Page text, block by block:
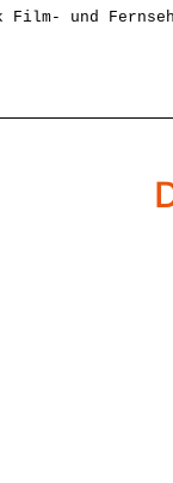
und